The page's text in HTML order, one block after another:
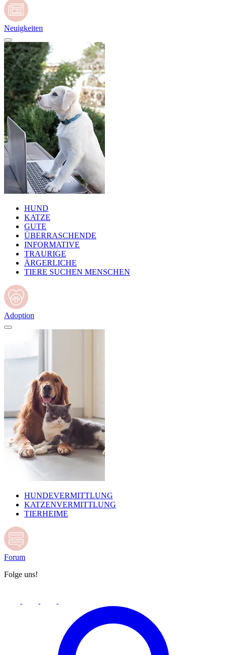
Neuigkeiten
HUND
KATZE
GUTE
ÜBERRASCHENDE
INFORMATIVE
TRAURIGE
ÄRGERLICHE
TIERE SUCHEN MENSCHEN
Adoption
HUNDEVERMITTLUNG
KATZENVERMITTLUNG
TIERHEIME
Forum
Folge uns!